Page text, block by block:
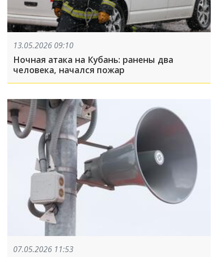
13.05.2026 09:10
Ночная атака на Кубань: ранены два
человека, начался пожар
07.05.2026 11:53